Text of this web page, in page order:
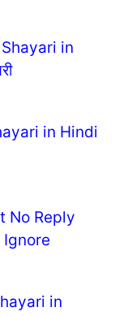
in
in Hindi
No Reply
Ignore
in